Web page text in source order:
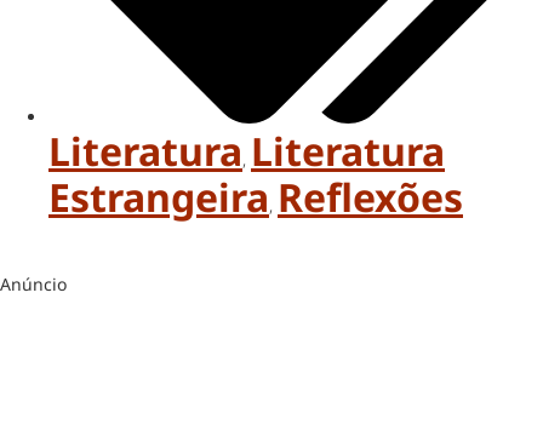
Literatura, Literatura
Estrangeira, Reflexões
Anúncio